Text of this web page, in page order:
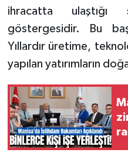
ihracatta
göstergesidir. Bu
Yıllardır üretime,
yapılan yatırımların